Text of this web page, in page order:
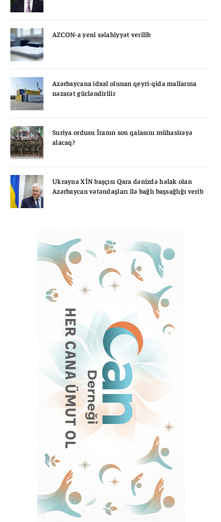
AZCON-a yeni səlahiyyət verilib
Azərbaycana idxal olunan qeyri-qida mallarına
nəzarət gücləndirilir
Suriya ordusu İranın son qalasını mühasirəyə
alacaq?
Ukrayna XİN başçısı Qara dənizdə həlak olan
Azərbaycan vətəndaşları ilə bağlı başsağlığı verib